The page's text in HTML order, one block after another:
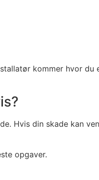
kommer hvor
Hvis din skade kan
opgaver.